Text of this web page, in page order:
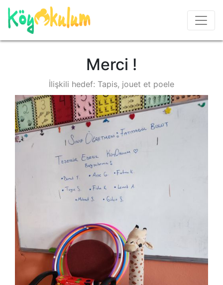
Merci !
İlişkili hedef: Tapis, jouet et poele